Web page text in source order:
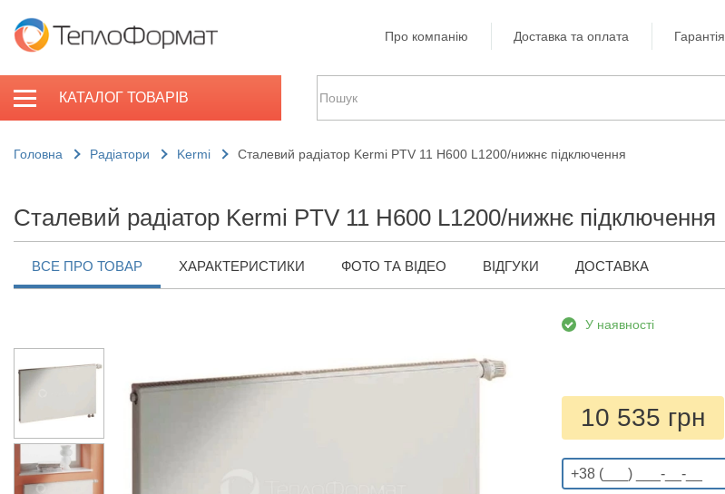
Про компанію Доставка та оплата Гарантія
КАТАЛОГ ТОВАРІВ
Головна Радіатори Kermi Сталевий радіатор Kermi PTV 11 H600 L1200/нижнє підключення
Сталевий радіатор Kermi PTV 11 H600 L1200/нижнє підключення
ВСЕ ПРО ТОВАР ХАРАКТЕРИСТИКИ ФОТО ТА ВІДЕО ВІДГУКИ ДОСТАВКА
У наявності
10 535 грн